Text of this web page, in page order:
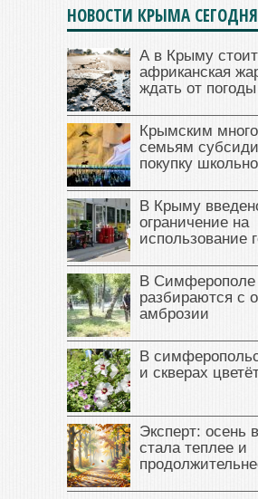
НОВОСТИ КРЫМА СЕГОДНЯ
А в Крыму стоит
африканская
ждать от погоды
Крымским
семьям
покупку
В Крыму
ограничение на
использование
В Симферополе
разбираются с
амброзии
В
и скверах
Эксперт: осень
стала теплее и